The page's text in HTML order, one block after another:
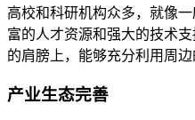
高校和科研机构众多，就像
富的人才资源和强大的技术
的肩膀上，能够充分利用周边
产业生态完善